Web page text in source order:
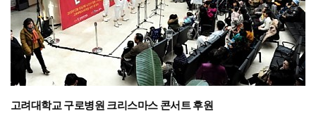
고려대학교 구로병원 크리스마스 콘서트 후원